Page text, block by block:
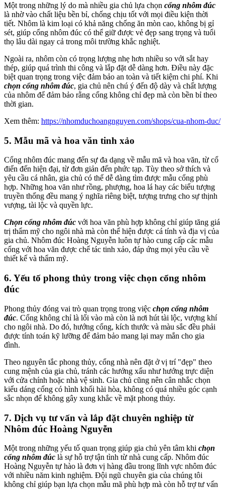
Một trong những lý do mà nhiều gia chủ lựa chọn cổng nhôm đúc
là nhờ vào chất liệu bền bỉ, chống chịu tốt với mọi điều kiện thời
tiết. Nhôm là kim loại có khả năng chống ăn mòn cao, không bị gỉ
sét, giúp cổng nhôm đúc có thể giữ được vẻ đẹp sang trọng và tuổi
thọ lâu dài ngay cả trong môi trường khắc nghiệt.
Ngoài ra, nhôm còn có trọng lượng nhẹ hơn nhiều so với sắt hay
thép, giúp quá trình thi công và lắp đặt dễ dàng hơn. Điều này đặc
biệt quan trọng trong việc đảm bảo an toàn và tiết kiệm chi phí. Khi
chọn cổng nhôm đúc, gia chủ nên chú ý đến độ dày và chất lượng
của nhôm để đảm bảo rằng cổng không chỉ đẹp mà còn bền bỉ theo
thời gian.
Xem thêm: https://nhomduchoangnguyen.com/shops/cua-nhom-duc/
5. Mẫu mã và hoa văn tinh xảo
Cổng nhôm đúc mang đến sự đa dạng về mẫu mã và hoa văn, từ cổ
điển đến hiện đại, từ đơn giản đến phức tạp. Tùy theo sở thích và
yêu cầu cá nhân, gia chủ có thể dễ dàng tìm được mẫu cổng phù
hợp. Những hoa văn như rồng, phượng, hoa lá hay các biểu tượng
truyền thống đều mang ý nghĩa riêng biệt, tượng trưng cho sự thịnh
vượng, tài lộc và quyền lực.
Chọn cổng nhôm đúc với hoa văn phù hợp không chỉ giúp tăng giá
trị thẩm mỹ cho ngôi nhà mà còn thể hiện được cá tính và địa vị của
gia chủ. Nhôm đúc Hoàng Nguyễn luôn tự hào cung cấp các mẫu
cổng với hoa văn được chế tác tinh xảo, đáp ứng mọi yêu cầu về
thiết kế và thẩm mỹ.
6. Yếu tố phong thủy trong việc chọn cổng nhôm
đúc
Phong thủy đóng vai trò quan trọng trong việc chọn cổng nhôm
đúc. Cổng không chỉ là lối vào mà còn là nơi hút tài lộc, vượng khí
cho ngôi nhà. Do đó, hướng cổng, kích thước và màu sắc đều phải
được tính toán kỹ lưỡng để đảm bảo mang lại may mắn cho gia
đình.
Theo nguyên tắc phong thủy, cổng nhà nên đặt ở vị trí "đẹp" theo
cung mệnh của gia chủ, tránh các hướng xấu như hướng trực diện
với cửa chính hoặc nhà vệ sinh. Gia chủ cũng nên cân nhắc chọn
kiểu dáng cổng có hình khối hài hòa, không có quá nhiều góc cạnh
sắc nhọn để không gây xung khắc về mặt phong thủy.
7. Dịch vụ tư vấn và lắp đặt chuyên nghiệp từ
Nhôm đúc Hoàng Nguyễn
Một trong những yếu tố quan trọng giúp gia chủ yên tâm khi chọn
cổng nhôm đúc là sự hỗ trợ tận tình từ nhà cung cấp. Nhôm đúc
Hoàng Nguyễn tự hào là đơn vị hàng đầu trong lĩnh vực nhôm đúc
với nhiều năm kinh nghiệm. Đội ngũ chuyên gia của chúng tôi
không chỉ giúp bạn lựa chọn mẫu mã phù hợp mà còn hỗ trợ tư vấn